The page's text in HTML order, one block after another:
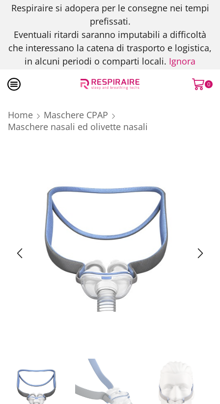
Respiraire si adopera per le consegne nei tempi
prefissati.
Eventuali ritardi saranno imputabili a difficoltà
che interessano la catena di trasporto e logistica,
in alcuni periodi o comparti locali. Ignora
0
Home
Maschere CPAP
Maschere nasali ed olivette nasali